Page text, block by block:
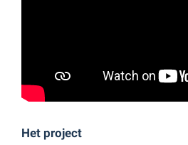
Het project